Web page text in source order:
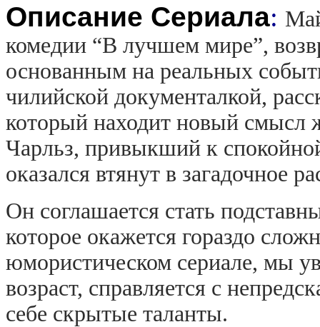
Описание Сериала:
комедии “В лучшем мире”,
основанным на реальных
чилийской документалкой,
который находит новый смысл
Чарльз, привыкший к
оказался втянут в загадочное
Он соглашается стать
которое окажется гораздо
юмористическом сериале, мы
возраст, справляется с
себе скрытые таланты.